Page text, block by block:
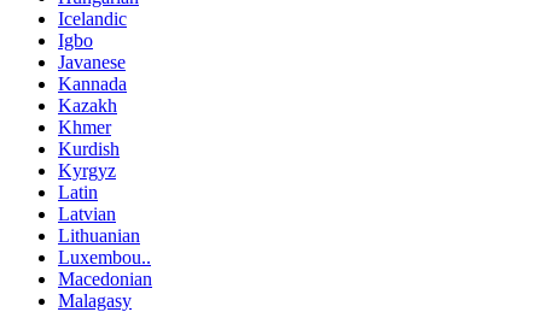
Icelandic
Igbo
Javanese
Kannada
Kazakh
Khmer
Kurdish
Kyrgyz
Latin
Latvian
Lithuanian
Luxembou..
Macedonian
Malagasy